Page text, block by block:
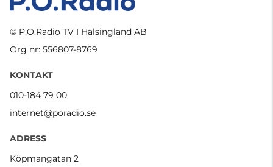
© P.O.Radio TV I Hälsingland AB
Org nr: 556807-8769
KONTAKT
010-184 79 00
internet@poradio.se
ADRESS
Köpmangatan 2